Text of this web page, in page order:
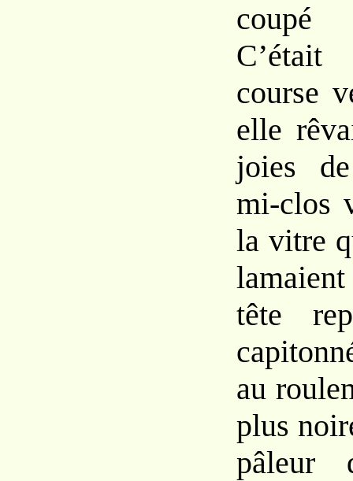
coupé
course
elle
joies
mi-clos
la vitre
tête
au
plus
pâleur